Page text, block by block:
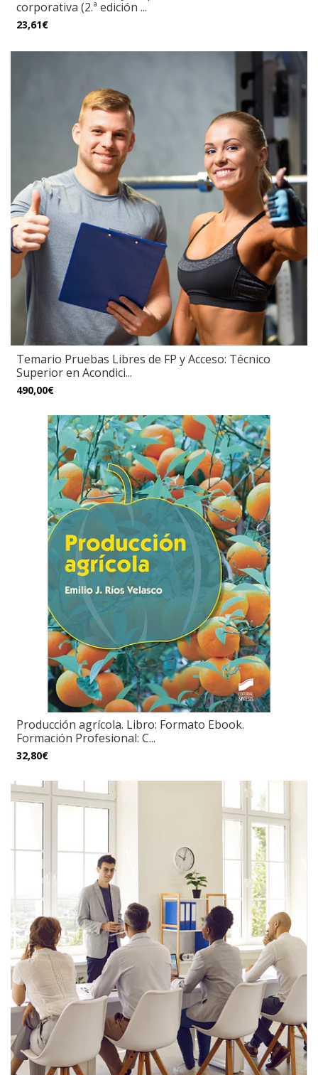
corporativa (2.ª edición ...
23,61€
Temario Pruebas Libres de FP y Acceso: Técnico
Superior en Acondici...
490,00€
Producción agrícola. Libro: Formato Ebook.
Formación Profesional: C...
32,80€